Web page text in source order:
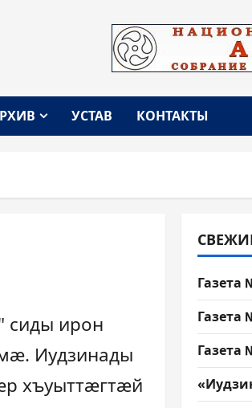
УСТАВ КОНТАКТЫ
сиды ирон
Иудзинады
хъуыттæгтæй
Газета
Газета
Газета